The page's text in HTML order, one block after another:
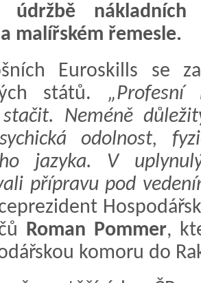
údržbě
malířském řemesle.
Euroskills se
států.
stačit. Neméně
odolnost,
jazyka. V
přípravu pod
Roman Pommer,
komoru do